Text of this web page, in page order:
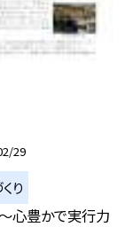
29
り
心豊かで実行力